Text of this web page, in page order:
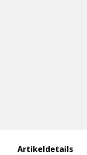
Artikeldetails